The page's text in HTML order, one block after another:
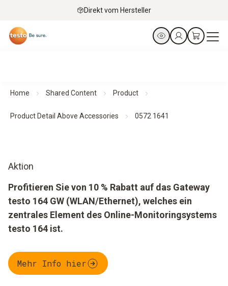
Direkt vom Hersteller
Home Shared Content Product
Product Detail Above Accessories 0572 1641
Aktion
Profitieren Sie von 10 % Rabatt auf das Gateway
testo 164 GW (WLAN/Ethernet), welches ein
zentrales Element des Online-Monitoringsystems
testo 164 ist.
Mehr Info hier